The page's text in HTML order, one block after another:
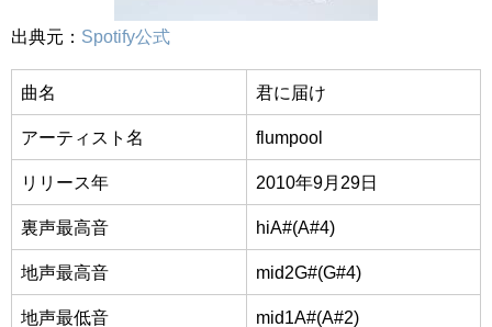
出典元： Spotify公式
曲名 君に届け
アーティスト名 flumpool
リリース年 2010年9月29日
裏声最高音 hiA#(A#4)
地声最高音 mid2G#(G#4)
地声最低音 mid1A#(A#2)